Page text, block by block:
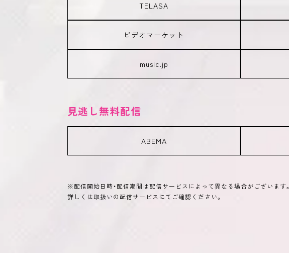
TELASA
ビデオマーケット
music.jp
見逃し無料配信
ABEMA
※配信開始日時・配信期間は配信サービスによって異なる場合がございます。
詳しくは取扱いの配信サービスにてご確認ください。